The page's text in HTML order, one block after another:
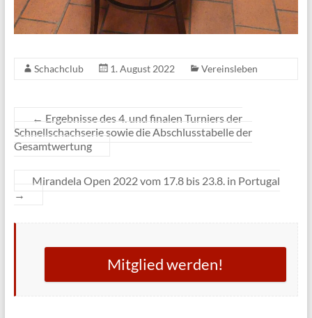
Schachclub 1. August 2022 Vereinsleben
← Ergebnisse des 4. und finalen Turniers der
Schnellschachserie sowie die Abschlusstabelle der
Gesamtwertung
Mirandela Open 2022 vom 17.8 bis 23.8. in Portugal
→
Mitglied werden!